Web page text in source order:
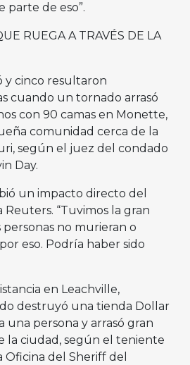
parte de eso”.
RUEGA A TRAVÉS DE LA
y cinco resultaron
cuando un tornado arrasó
con 90 camas en Monette,
comunidad cerca de la
según el juez del condado
Day.
un impacto directo del
Reuters. “Tuvimos la gran
no murieran o
eso. Podría haber sido
en Leachville,
destruyó una tienda Dollar
una persona y arrasó gran
la ciudad, según el teniente
del Sheriff del